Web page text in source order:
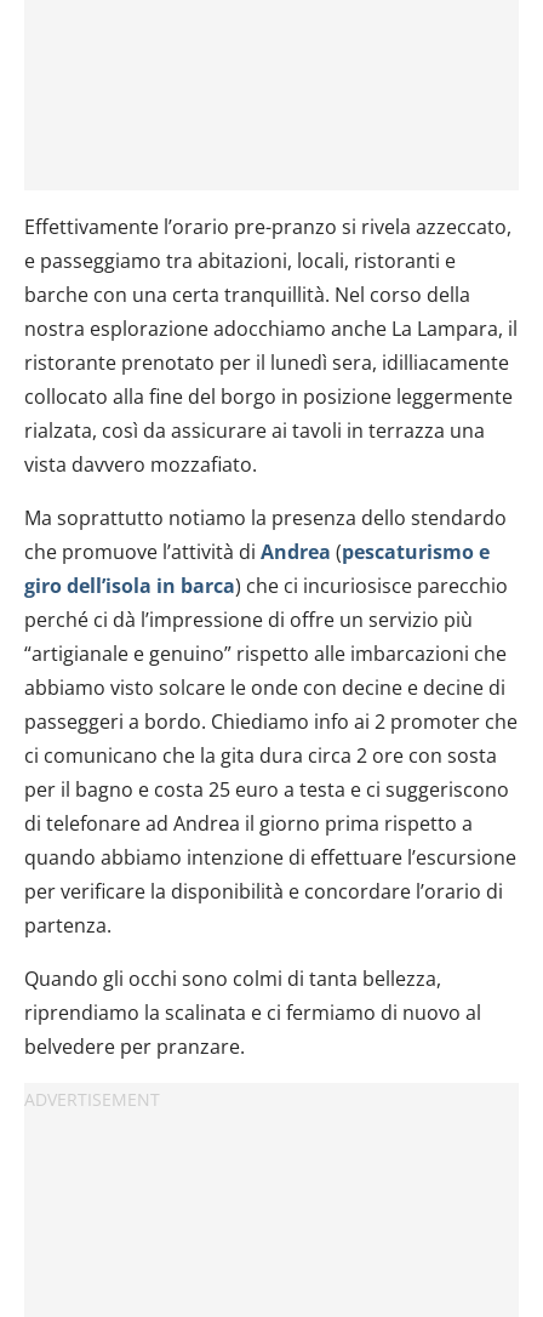
Effettivamente l’orario pre-pranzo si rivela azzeccato,
e passeggiamo tra abitazioni, locali, ristoranti e
barche con una certa tranquillità. Nel corso della
nostra esplorazione adocchiamo anche La Lampara, il
ristorante prenotato per il lunedì sera, idilliacamente
collocato alla fine del borgo in posizione leggermente
rialzata, così da assicurare ai tavoli in terrazza una
vista davvero mozzafiato.
Ma soprattutto notiamo la presenza dello stendardo
che promuove l’attività di Andrea (pescaturismo e
giro dell’isola in barca) che ci incuriosisce parecchio
perché ci dà l’impressione di offre un servizio più
“artigianale e genuino” rispetto alle imbarcazioni che
abbiamo visto solcare le onde con decine e decine di
passeggeri a bordo. Chiediamo info ai 2 promoter che
ci comunicano che la gita dura circa 2 ore con sosta
per il bagno e costa 25 euro a testa e ci suggeriscono
di telefonare ad Andrea il giorno prima rispetto a
quando abbiamo intenzione di effettuare l’escursione
per verificare la disponibilità e concordare l’orario di
partenza.
Quando gli occhi sono colmi di tanta bellezza,
riprendiamo la scalinata e ci fermiamo di nuovo al
belvedere per pranzare.